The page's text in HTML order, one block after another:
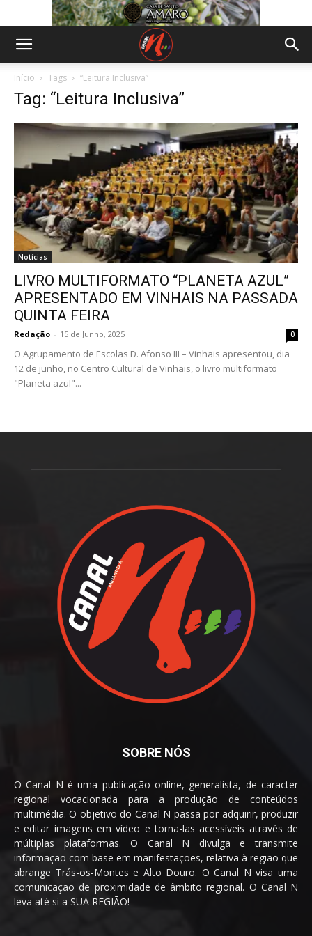
Início Tags “Leitura Inclusiva”
Tag: “Leitura Inclusiva”
Notícias
LIVRO MULTIFORMATO “PLANETA AZUL”
APRESENTADO EM VINHAIS NA PASSADA
QUINTA FEIRA
Redação - 15 de Junho, 2025 0
O Agrupamento de Escolas D. Afonso III – Vinhais apresentou, dia
12 de junho, no Centro Cultural de Vinhais, o livro multiformato
"Planeta azul"...
SOBRE NÓS
O Canal N é uma publicação online, generalista, de caracter
regional vocacionada para a produção de conteúdos
multimédia. O objetivo do Canal N passa por adquirir, produzir
e editar imagens em vídeo e torna-las acessíveis através de
múltiplas plataformas. O Canal N divulga e transmite
informação com base em manifestações, relativa à região que
abrange Trás-os-Montes e Alto Douro. O Canal N visa uma
comunicação de proximidade de âmbito regional. O Canal N
leva até si a SUA REGIÃO!